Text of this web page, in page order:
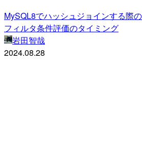
MySQL8でハッシュジョインする際
フィルタ条件評価のタイミング
岩田智哉
2024.08.28